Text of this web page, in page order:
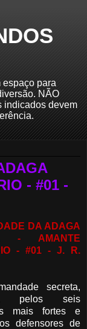
para
NÃO
indicados devem
- #01 -
DA ADAGA
- AMANTE
- #01 - J. R.
secreta,
pelos seis
mais fortes e
defensores de